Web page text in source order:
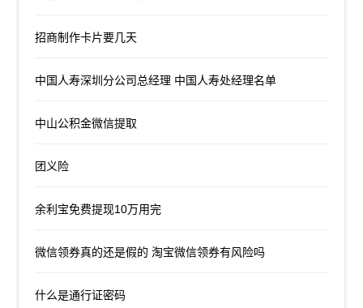
招商制作卡片要几天
中国人寿深圳分公司总经理 中国人寿处经理名单
中山公积金微信提取
团义险
余利宝免费提现10万用完
微信领券真的还是假的 淘宝微信领券有风险吗
什么是通行证密码